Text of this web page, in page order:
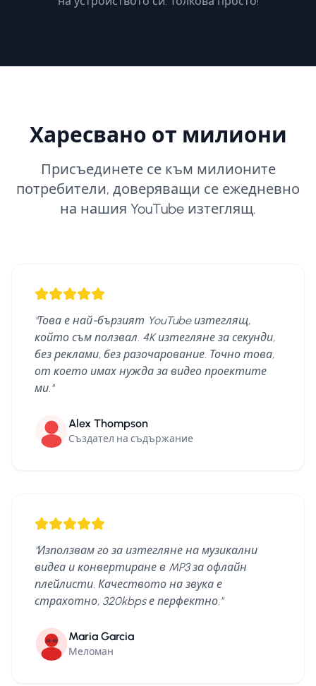
Харесвано от милиони
Присъединете се към милионите
потребители, доверяващи се ежедневно
на нашия YouTube изтеглящ.
"Това е най-бързият YouTube изтеглящ,
който съм ползвал. 4K изтегляне за секунди,
без реклами, без разочарование. Точно това,
от което имах нужда за видео проектите
ми."
Alex Thompson
Създател на съдържание
"Използвам го за изтегляне на музикални
видеа и конвертиране в MP3 за офлайн
плейлисти. Качеството на звука е
страхотно, 320kbps е перфектно."
Maria Garcia
Меломан